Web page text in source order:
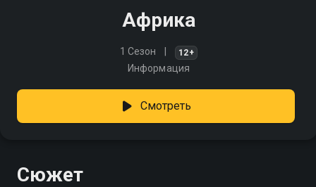
Африка
1 Сезон 12+
Информация
Смотреть
Сюжет